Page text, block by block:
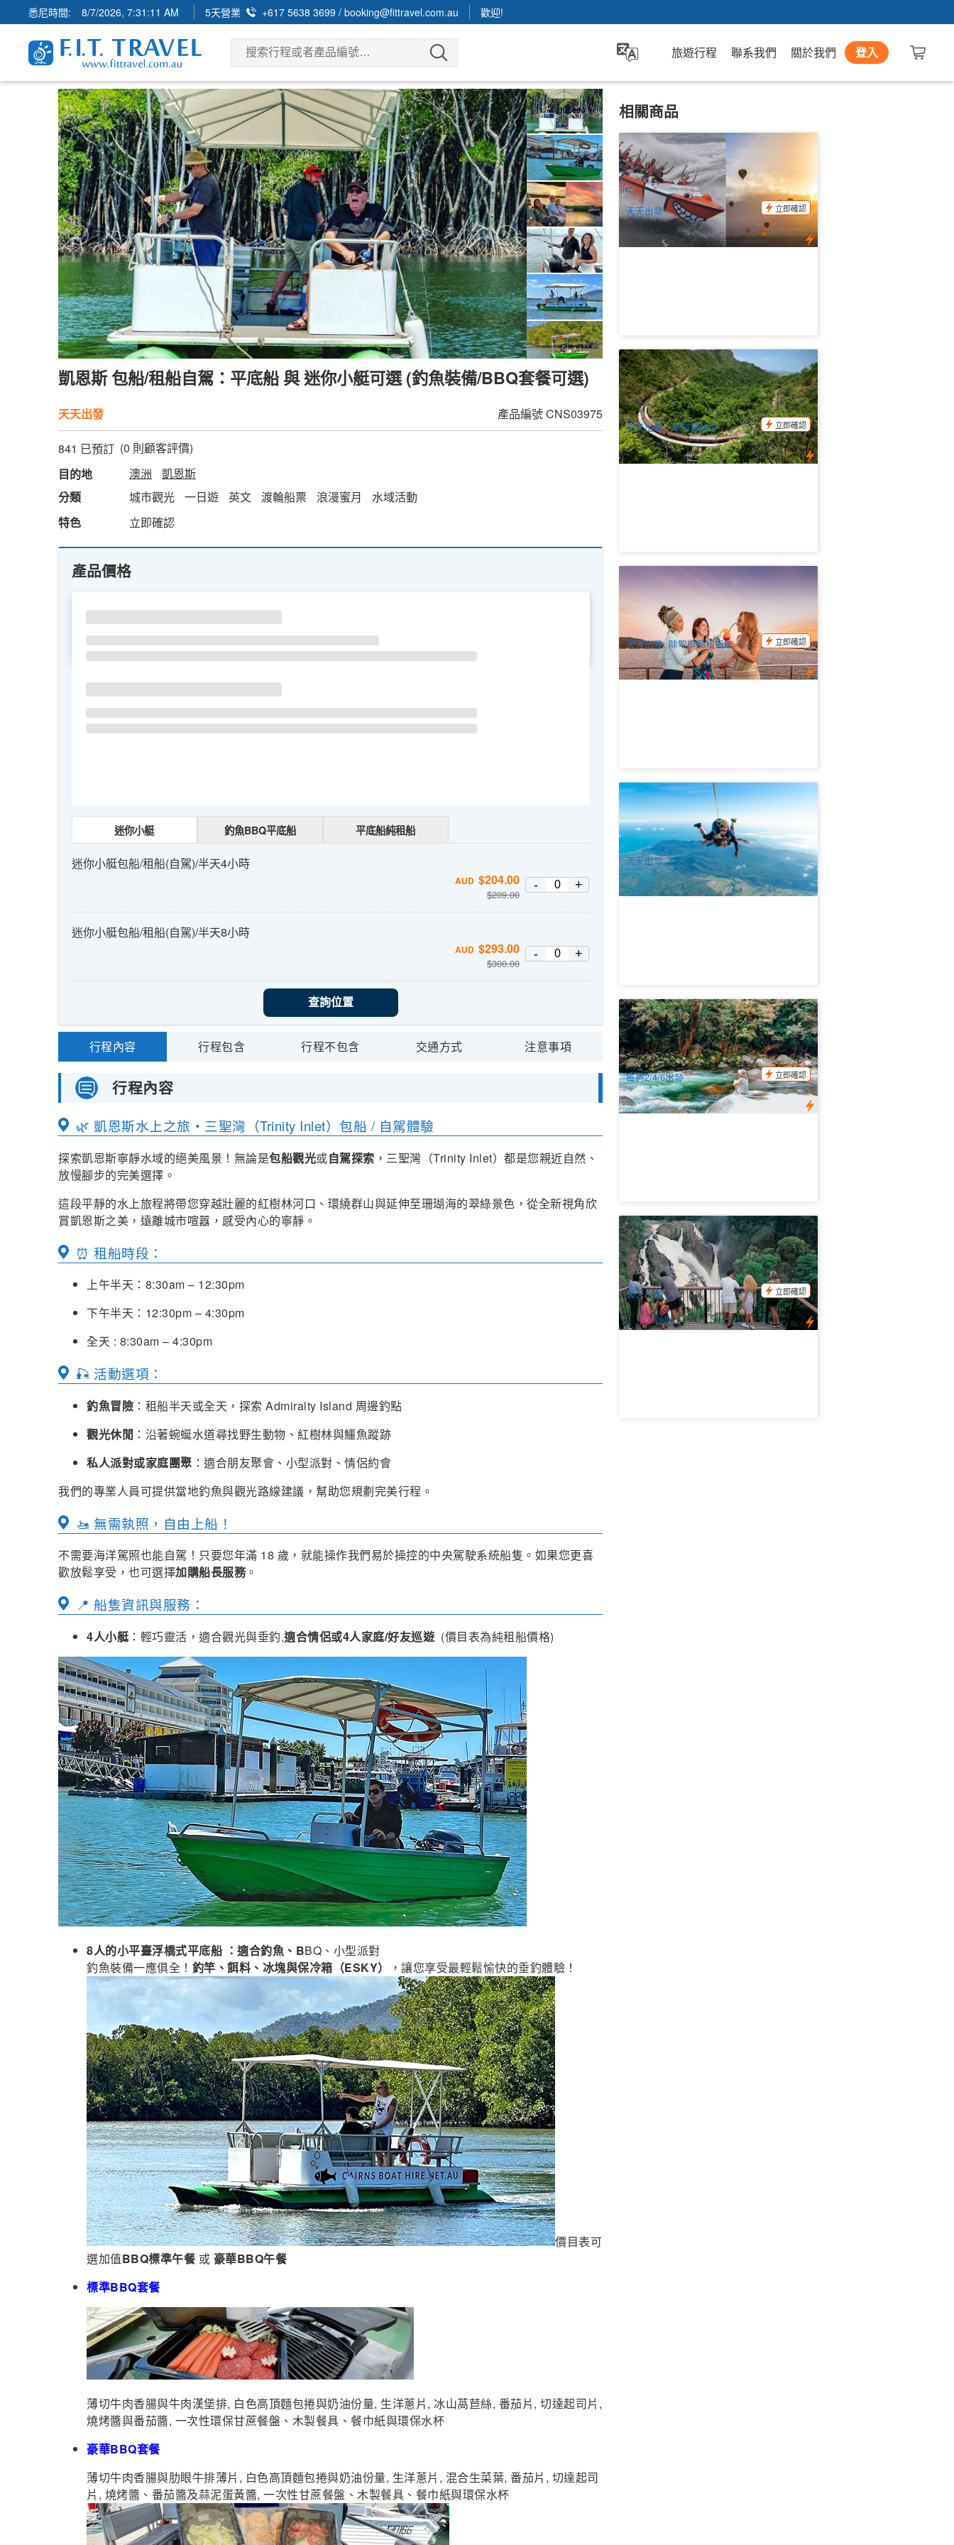
悉尼時間: 8/7/2026, 7:31:13 AM 5天營業 +617 5638 3699 /booking@fittravel.com.au 歡迎!
旅遊行程 聯系我們 關於我們 登入
凱恩斯 包船/租船自駕：平底船 與 迷你小艇可選 (釣魚裝備/BBQ套餐可選)
天天出發 產品編號CNS03975
841 已預訂 (0 則顧客評價)
目的地
澳洲
凱恩斯
分類
城市觀光 一日遊 英文 渡輪船票 浪漫蜜月
水域活動
特色
立即確認
產品價格
SU MO TU WE
迷你小艇 釣魚BBQ平底船 平底船純租船
迷你小艇包船/租船(自駕)/半天4小時
AUD $204.00
$209.00
- +
迷你小艇包船/租船(自駕)/半天8小時
AUD $293.00
$300.00
- +
查詢位置
行程內容 行程包含 行程不包含 交通方式 注意事項
行程內容
🌿 凱恩斯水上之旅・三聖灣（Trinity Inlet）包船 / 自駕體驗
探索凱恩斯寧靜水域的絕美風景！無論是包船觀光或自駕探索 ，三聖灣（Trinity Inlet）都是您親近自然、
放慢腳步的完美選擇。
這段平靜的水上旅程將帶您穿越壯麗的紅樹林河口、環繞群山與延伸至珊瑚海的翠綠景色，從全新視角欣
賞凱恩斯之美，遠離城市喧囂，感受內心的寧靜。
⏰ 租船時段：
上午半天：8:30am – 12:30pm
下午半天：12:30pm – 4:30pm
全天 : 8:30am – 4:30pm
🎣 活動選項：
釣魚冒險 ：租船半天或全天，探索 Admiralty Island 周邊釣點
觀光休閒 ：沿著蜿蜒水道尋找野生動物、紅樹林與鱷魚蹤跡
私人派對或家庭團聚 ：適合朋友聚會、小型派對、情侶約會
我們的專業人員可提供當地釣魚與觀光路線建議，幫助您規劃完美行程。
🚤 無需執照，自由上船！
不需要海洋駕照也能自駕！只要您年滿 18 歲，就能操作我們易於操控的中央駕駛系統船隻。如果您更喜
歡放鬆享受，也可選擇加購船長服務。
📍 船隻資訊與服務：
4人小艇：輕巧靈活，適合觀光與垂釣,適合情侶或4人家庭/好友巡遊 (價目表為純租船價格)
8人的小平臺浮橋式平底船 ：適合釣魚、BBQ、小型派對
釣魚裝備一應俱全！ 釣竿、餌料、冰塊與保冷箱（ESKY） ，讓您享受最輕鬆愉快的垂釣體驗！
價目表可
選加值BBQ標準午餐或 豪華BBQ午餐
標準BBQ套餐
薄切牛肉香腸與牛肉漢堡排, 白色高頂麵包捲與奶油份量, 生洋蔥片, 冰山萵苣絲, 番茄片, 切達起司片,
燒烤醬與番茄醬, 一次性環保甘蔗餐盤、木製餐具、餐巾紙與環保水杯
豪華BBQ套餐
薄切牛肉香腸與肋眼牛排薄片, 白色高頂麵包捲與奶油份量, 生洋蔥片, 混合生菜葉, 番茄片, 切達起司
片, 燒烤醬、番茄醬及蒜泥蛋黃醬, 一次性甘蔗餐盤、木製餐具、餐巾紙與環保水杯
相關商品
凱恩斯熱氣球升空之旅(Hot Air Balloon
Cairns)+噴射快艇(Bad Fishy Jet Boat)特
價套餐
156 已預訂
AUD $489.00 $555.00
CNS03288
天天出發
立即確認
庫蘭達熱帶雨林公園一日遊(雨林火車+野
生動物園+水陸兩用車+土著文化體驗)
541 已預訂
AUD $185.00 $200.00
CNS03271
天天出發，聖誕節除外
立即確認
凱恩斯精神號 | 三聖灣浪漫海上日落晚宴
(Spirit of Cairns Dinner Cruise)
827 已預訂
140.00 $145.00
CNS03370
天天出發, 除聖誕節和新年
立即確認
凱恩斯市景灣景15,000英呎高空跳傘 (
Cairns Skydive )
1.3k 已預訂
AUD $332.00 $349.00
CNS03280
天天出發
苦難角+丹樹國家公園+雨林清肺一日遊
(英文)
2.6k 已預訂
AUD $246.00 $259.00
CNS03175
每週2/4/6出發
立即確認
雨林與瀑布半日四驅巴士探險 (凱恩斯接
送)
771 已預訂
AUD $162.00 $175.00
CNS03389
天天出發
立即確認